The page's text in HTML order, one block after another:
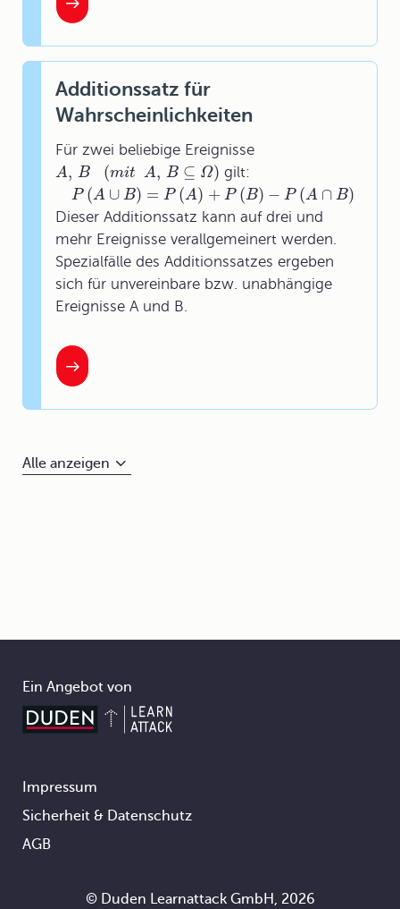
Additionssatz für
Wahrscheinlichkeiten
Für zwei beliebige Ereignisse
A, B (mit A, B ⊆ Ω) gilt:
P (A ∪ B) = P (A) + P (B) − P (A ∩ B)
Dieser Additionssatz kann auf drei und
mehr Ereignisse verallgemeinert werden.
Spezialfälle des Additionssatzes ergeben
sich für unvereinbare bzw. unabhängige
Ereignisse A und B.
Alle anzeigen
Ein Angebot von
Footer
Impressum
Sicherheit & Datenschutz
AGB
© Duden Learnattack GmbH, 2026